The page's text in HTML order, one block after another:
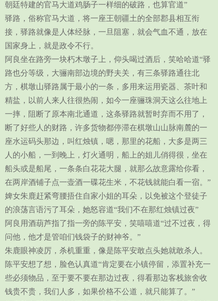
朝廷特建的官马大道鸡肠子一样细的破路，也算官道”
驿路，俗称官马大道，将一座王朝疆土的全部郡县相互衔
接，驿路就像是人体经脉，一旦阻塞，就会气血不通，放在
国家身上，就是政令不行。
阿良坐在路旁一块朽木墩子上，仰头喝过酒后，笑哈哈道“驿
路也分等级，大骊南部边境的野夫关，有三条驿路通往北
方，棋墩山驿路属于最小的一条，多用来运用瓷器、茶叶和
精盐，以前人来人往很热闹，如今一座骊珠洞天这么往地上
一摔，阻断了原本南北通道，这条驿路就暂时弃而不用了，
断了好些人的财路，许多货物都停滞在棋墩山山脉南麓的一
座水运码头那边，叫红烛镇，嗯，那里的花船，大多是两三
人的小船，一到晚上，灯火通明，船上的姐儿俏得很，坐在
船头或是船尾，一条条白花花大腿，就那么故意露给你看，
在两岸酒铺子点一壶酒一碟花生米，不花钱就能白看一宿。”
婢女朱鹿赶紧弯腰捂住自家小姐的耳朵，以免被这个登徒子
的浪荡言语污了耳朵，她怒容道“我们不在那红烛镇过夜”
阿良用酒葫芦指了指一旁的陈平安，笑嘻嘻道“过不过夜，得
问他，他才是管咱们钱袋子的财神爷。”
朱鹿眼神凌厉，杀机重重，像是陈平安敢点头她就敢杀人。
陈平安想了想，脸色认真道“肯定要在小镇停留，添置补充一
些必须物品，至于要不要在那边过夜，得看那边客栈旅舍收
钱贵不贵，我们人多，如果价格不公道，就只能算了。”